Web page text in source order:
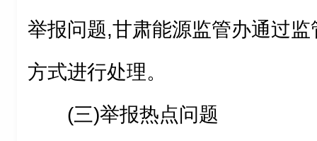
举报问题,甘肃能源监管办通过
方式进行处理。
(三)举报热点问题